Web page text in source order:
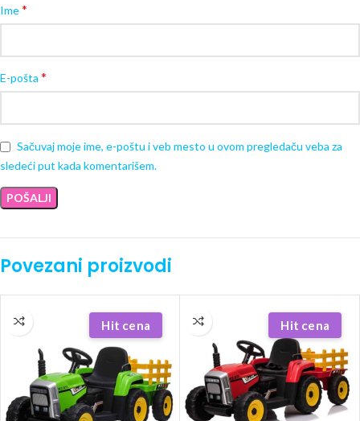
Ime*
E-pošta *
Sačuvaj moje ime, e-poštu i veb mesto u ovom pregledaču veba za
sledeći put kada komentarišem.
Povezani proizvodi
Hit cena Hit cena